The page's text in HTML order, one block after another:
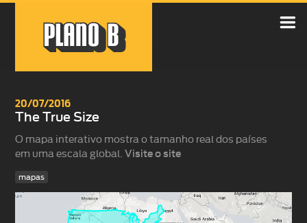

20/07/2016
The True Size
O mapa interativo mostra o tamanho real dos países
em uma escala global.Visite o site
mapas